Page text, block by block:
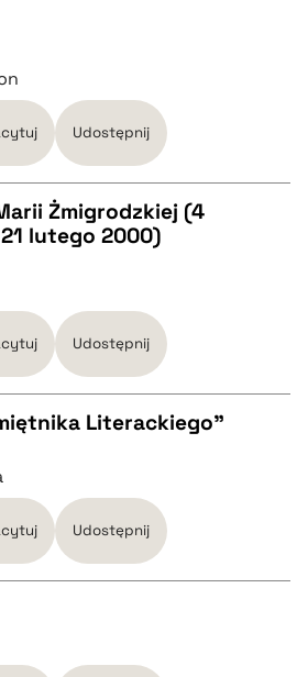
Udostępnij
Żmigrodzkiej (4
lutego 2000)
Udostępnij
Literackiego"
Udostępnij